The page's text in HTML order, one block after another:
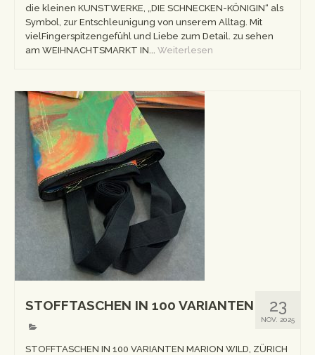
die kleinen KUNSTWERKE, „DIE SCHNECKEN-KÖNIGIN“ als
Symbol, zur Entschleunigung von unserem Alltag. Mit
vielFingerspitzengefühl und Liebe zum Detail. zu sehen
am WEIHNACHTSMARKT IN... Weiterlesen
23
NOV. 2025
STOFFTASCHEN IN 100 VARIANTEN
STOFFTASCHEN IN 100 VARIANTEN MARION WILD, ZÜRICH